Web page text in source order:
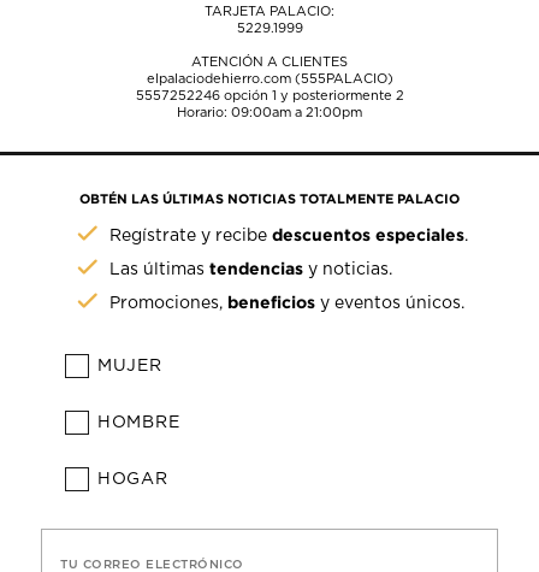
TARJETA PALACIO:
5229.1999
ATENCIÓN A CLIENTES
elpalaciodehierro.com (555PALACIO)
5557252246opción 1 y posteriormente 2
Horario: 09:00am a 21:00pm
OBTÉN LAS ÚLTIMAS NOTICIAS TOTALMENTE PALACIO
Regístrate y recibedescuentos especiales.
Las últimastendencias y noticias.
Promociones, beneficios y eventos únicos.
MUJER
HOMBRE
HOGAR
TU CORREO ELECTRÓNICO